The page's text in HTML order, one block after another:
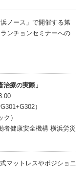
ノース」で開催する第
ンチョンセミナーへの
療の実際」
）
）
者健康安全機構 横浜労災
マットレスやポジショニ